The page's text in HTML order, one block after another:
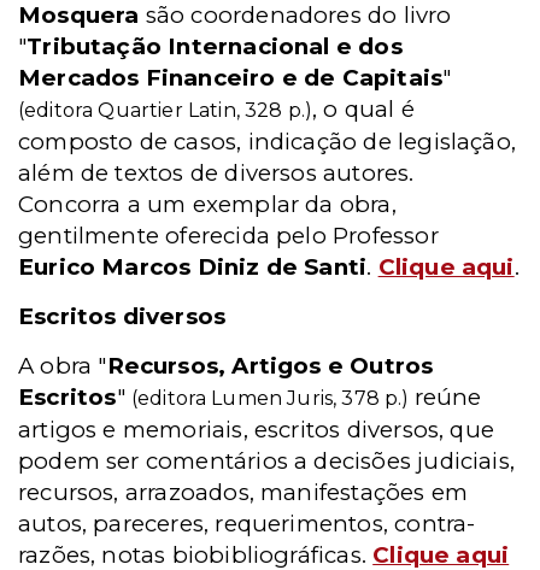
Mosquera são coordenadores do livro
"Tributação Internacional e dos
Mercados Financeiro e de Capitais"
(editora Quartier Latin, 328 p.), o qual é
composto de casos, indicação de legislação,
além de textos de diversos autores.
Concorra a um exemplar da obra,
gentilmente oferecida pelo Professor
Eurico Marcos Diniz de Santi. Clique aqui.
Escritos diversos
A obra "Recursos, Artigos e Outros
Escritos" (editora Lumen Juris, 378 p.) reúne
artigos e memoriais, escritos diversos, que
podem ser comentários a decisões judiciais,
recursos, arrazoados, manifestações em
autos, pareceres, requerimentos, contra-
razões, notas biobibliográficas. Clique aqui